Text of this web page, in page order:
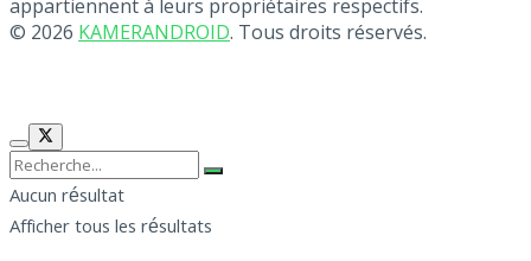
appartiennent à leurs propriétaires respectifs.
© 2026 KAMERANDROID. Tous droits réservés.
Aucun résultat
Afficher tous les résultats